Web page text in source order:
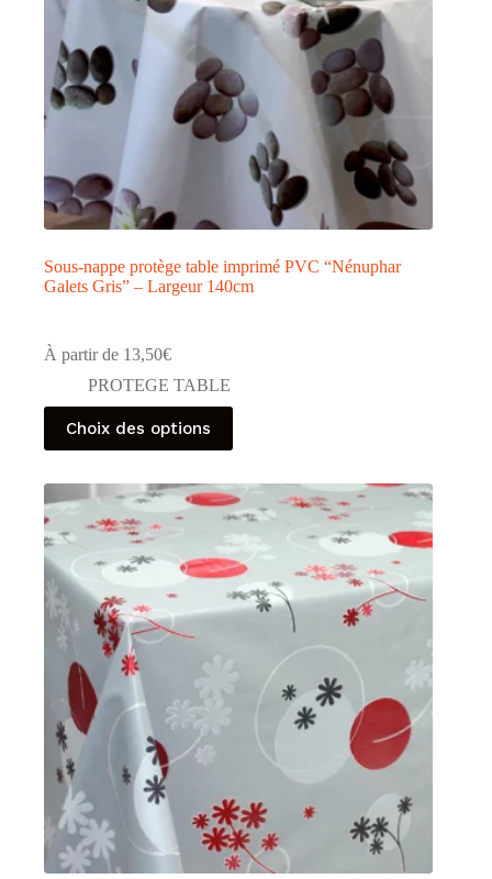
Sous-nappe protège table imprimé PVC “Nénuphar
Galets Gris” – Largeur 140cm
À partir de 13,50€
PROTEGE TABLE
Choix des options
Ce
produit
a
variations.
Les
options
peuvent
être
choisies
sur
page
produit